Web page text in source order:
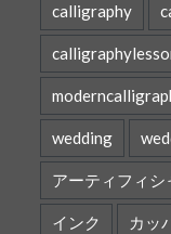
calligraphy
wedding
アーティフィシ
インク カッ